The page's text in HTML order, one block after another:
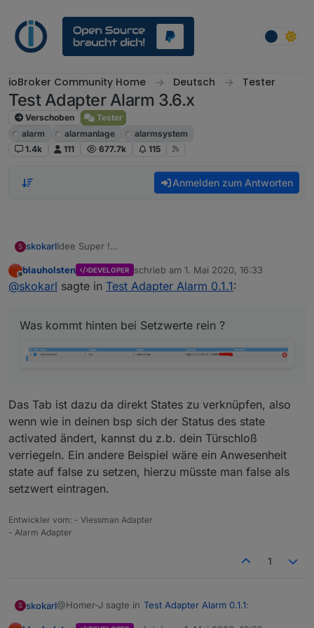
ioBroker Community Home Deutsch Tester
Test Adapter Alarm 3.6.x
Verschoben
Tester
alarm
alarmanlage
alarmsystem
1.4k
111 677.7k 115
Anmelden zum Antworten
S skokarlIdee Super !
aber nen ganz kleines Beispiel für den Einstieg fehlt
noch ....
edit :
Was kommt hinten bei Setzwerte rein ?
Offline
blauholsten DEVELOPER schrieb am 1. Mai 2020, 16:33
zuletzt editiert von
@skokarl sagte in Test Adapter Alarm 0.1.1:
Was kommt hinten bei Setzwerte rein ?
Das Tab ist dazu da direkt States zu verknüpfen, also
wenn wie in deinen bsp sich der Status des state
activated ändert, kannst du z.b. dein Türschloß
verriegeln. Ein andere Beispiel wäre ein Anwesenheit
state auf false zu setzen, hierzu müsste man false als
setzwert eintragen.
Entwickler vom: - Viessman Adapter
- Alarm Adapter
1
S skokarl@Homer-J sagte in Test Adapter Alarm 0.1.1: